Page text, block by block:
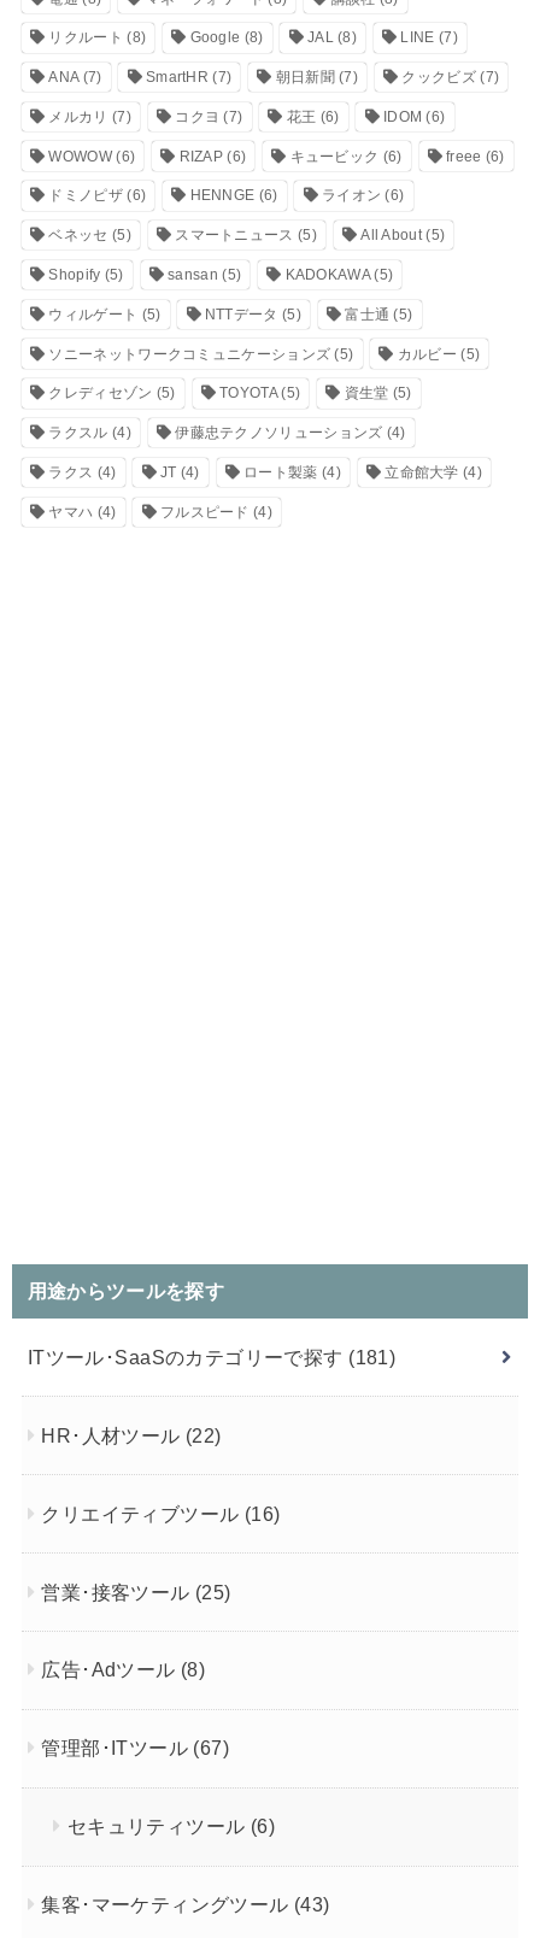
リクルート (8) Google (8) JAL(8) LINE (7)
ANA(7) SmartHR (7) 朝日新聞 (7) クックビズ(7)
メルカリ (7) コクヨ (7) 花王 (6) IDOM (6)
WOWOW(6) RIZAP (6) キュービック (6) freee (6)
ドミノピザ(6) HENNGE (6) ライオン (6)
ベネッセ (5) スマートニュース (5) All About(5)
Shopify (5) sansan (5) KADOKAWA(5)
ウィルゲート (5) NTTデータ (5) 富士通 (5)
ソニーネットワークコミュニケーションズ (5) カルビー (5)
クレディセゾン (5) TOYOTA(5) 資生堂 (5)
ラクスル (4) 伊藤忠テクノソリューションズ (4)
ラクス (4) JT (4) ロート製薬 (4) 立命館大学 (4)
ヤマハ (4) フルスピード (4)
用途からツールを探す
ITツール･SaaSのカテゴリーで探す (181)
HR･人材ツール (22)
クリエイティブツール (16)
営業･接客ツール (25)
広告･Adツール (8)
管理部･ITツール (67)
セキュリティツール (6)
集客･マーケティングツール (43)